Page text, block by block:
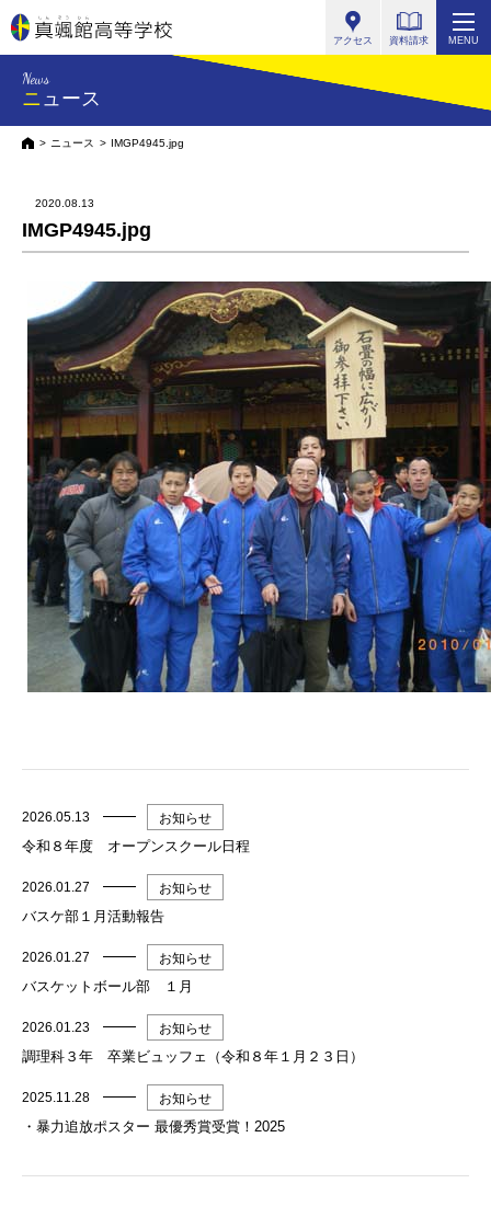
アクセス 資料請求 MENU
News
ニュース
HOMEニュース IMGP4945.jpg
2020.08.13
IMGP4945.jpg
2026.05.13 お知らせ
令和８年度 オープンスクール日程
2026.01.27 お知らせ
バスケ部１月活動報告
2026.01.27 お知らせ
バスケットボール部 １月
2026.01.23 お知らせ
調理科３年 卒業ビュッフェ（令和８年１月２３日）
2025.11.28 お知らせ
・暴力追放ポスター 最優秀賞受賞！2025